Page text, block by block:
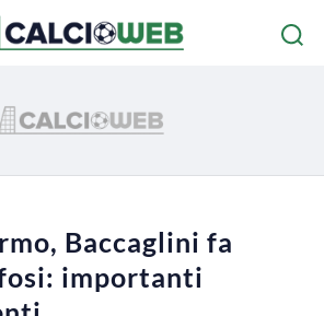
Baccaglini fa
importanti